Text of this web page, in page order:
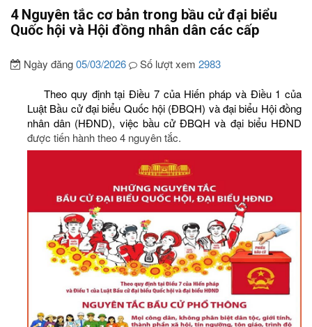
4 Nguyên tắc cơ bản trong bầu cử đại biểu
Quốc hội và Hội đồng nhân dân các cấp
Ngày đăng05/03/2026 Số lượt xem 2983
Theo quy định tại Điều 7 của Hiến pháp và Điều 1 của
Luật Bầu cử đại biểu Quốc hội (ĐBQH) và đại biểu Hội đồng
nhân dân (HĐND), việc bầu cử ĐBQH và đại biểu HĐND
được tiến hành theo 4 nguyên tắc.